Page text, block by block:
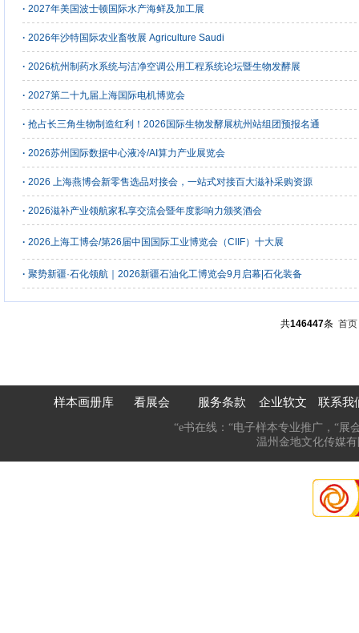
· 2027年美国波士顿国际水产海鲜及加工展
· 2026年沙特国际农业畜牧展 Agriculture Saudi
· 2026杭州制药水系统与洁净空调公用工程系统论坛暨生物发酵展
· 2027第二十九届上海国际电机博览会
· 抢占长三角生物制造红利！2026国际生物发酵展杭州站组团预报名通
· 2026苏州国际数据中心液冷/AI算力产业展览会
· 2026 上海燕博会新零售选品对接会，一站式对接百大滋补采购资源
· 2026滋补产业领航家私享交流会暨年度影响力颁奖酒会
· 2026上海工博会/第26届中国国际工业博览会（CIIF）十大展
· 聚势新疆·石化领航｜2026新疆石油化工博览会9月启幕|石化装备
共146447条 首页
样本画册库 看展会 服务条款 企业软文 联系我
“e书在线：“电子样本专业推广，“展
温州金地文化传媒